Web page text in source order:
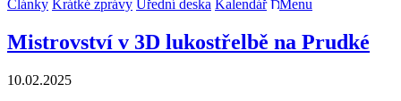
Články Krátké zprávy Úřední deska Kalendář Menu
Mistrovství v 3D lukostřelbě na Prudké
10.02.2025